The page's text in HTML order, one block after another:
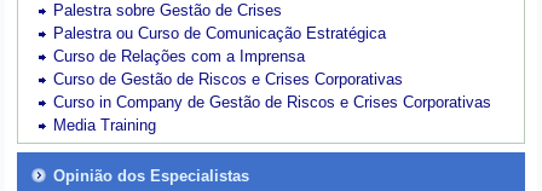
Palestra sobre Gestão de Crises
Palestra ou Curso de Comunicação Estratégica
Curso de Relações com a Imprensa
Curso de Gestão de Riscos e Crises Corporativas
Curso in Company de Gestão de Riscos e Crises Corporativas
Media Training
Opinião dos Especialistas